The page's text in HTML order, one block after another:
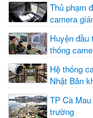
Thủ phạm
camera
Huyện
thống
Hệ thống
Nhật Bản
TP Cà
trường